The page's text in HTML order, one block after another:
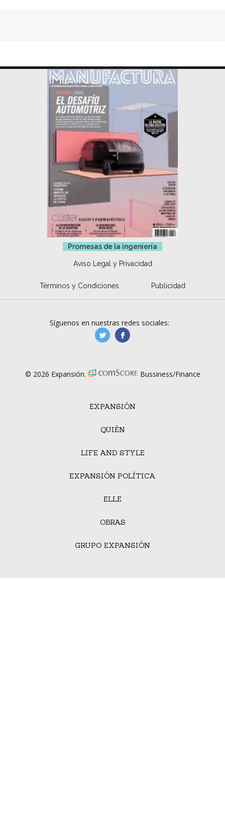
Promesas de la ingeniería
Aviso Legal y Privacidad
Términos y Condiciones Publicidad
EXPANSIÓN
QUIÉN
LIFE AND STYLE
EXPANSIÓN POLÍTICA
ELLE
OBRAS
GRUPO EXPANSIÓN
Síguenos en nuestras redes sociales:
manufacturaGE
© 2026 Expansión. Bussiness/Finance